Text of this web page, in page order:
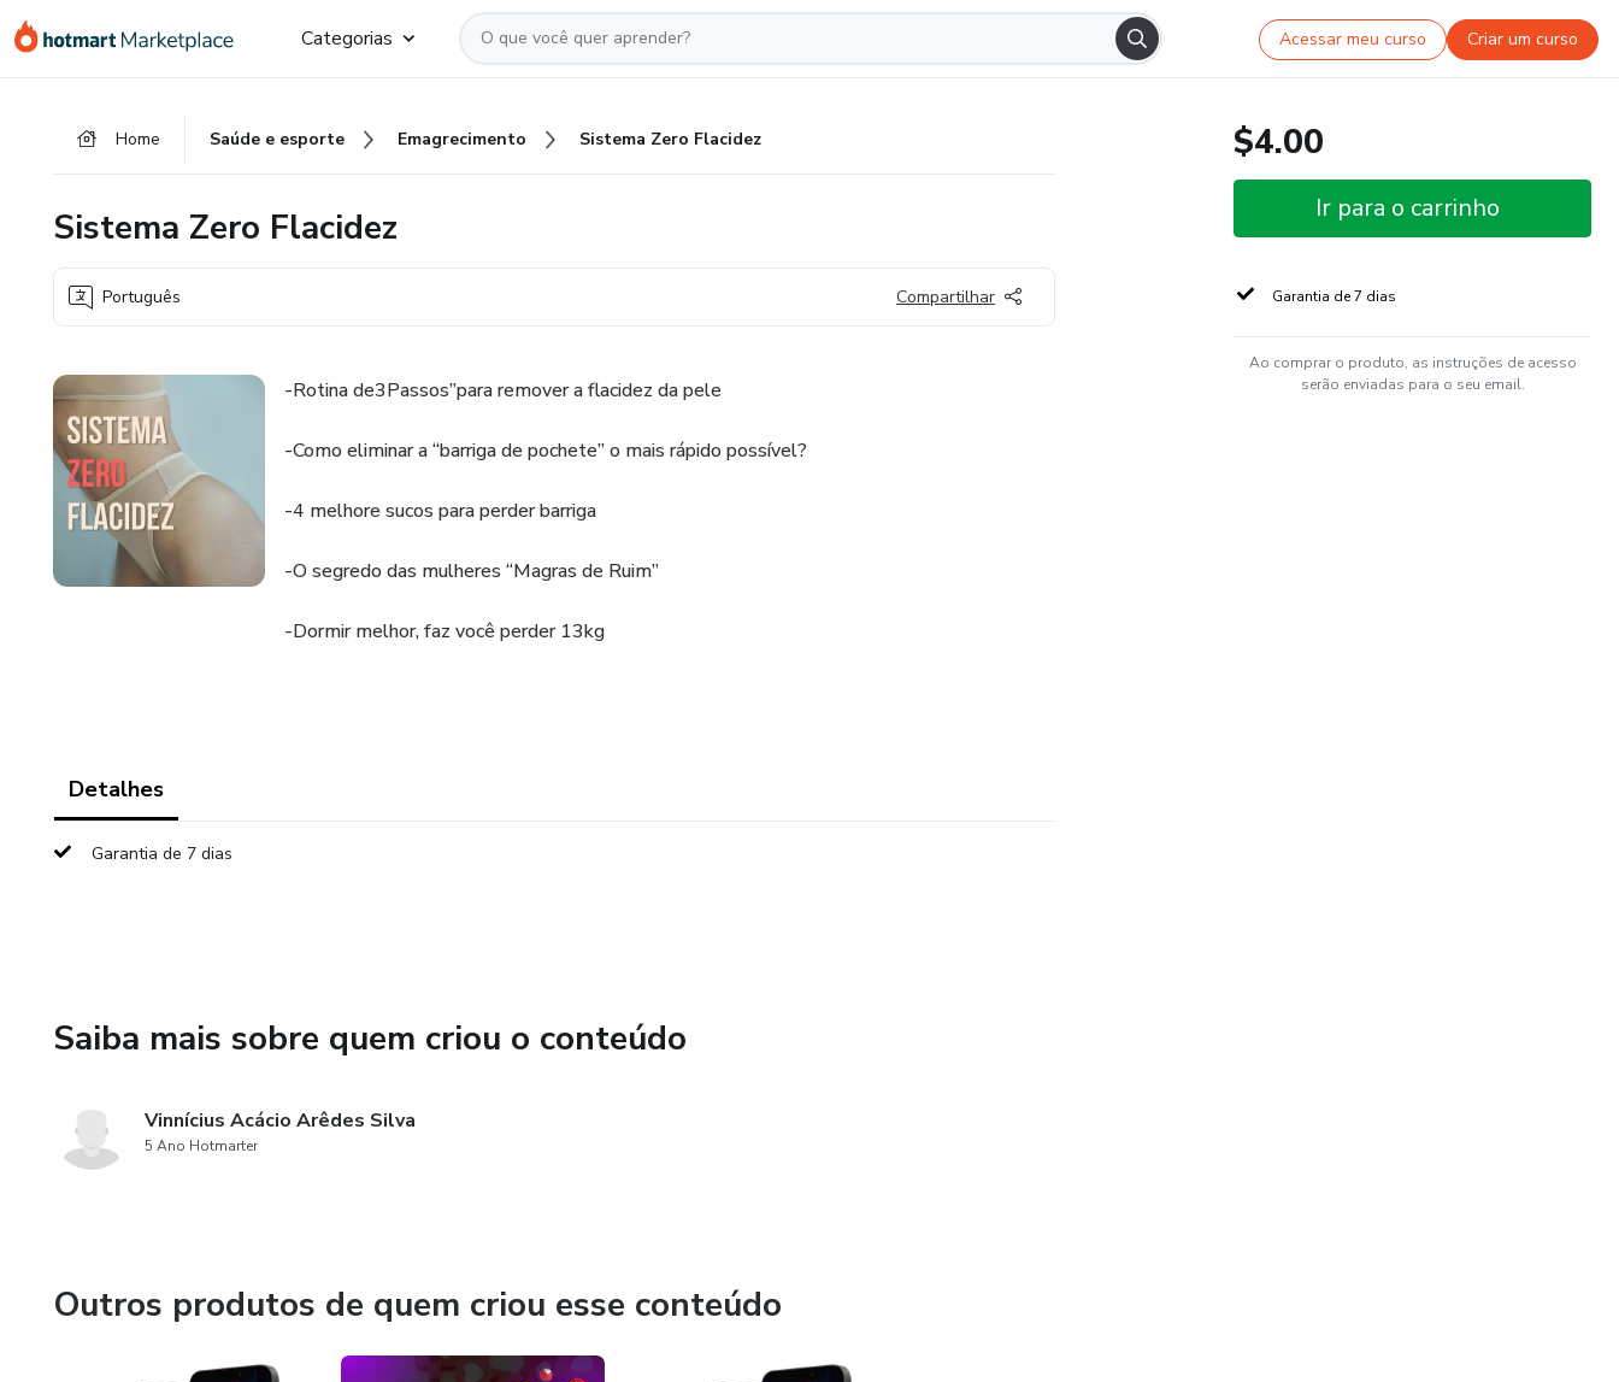
para
para
para
Categorias Acessar meu curso Criar um curso
Home Saúde e esporte Emagrecimento Sistema Zero Flacidez
Sistema Zero Flacidez
Português Compartilhar
-Rotina de3Passos”para remover a flacidez da pele
-Como eliminar a “barriga de pochete” o mais rápido possível?
-4 melhore sucos para perder barriga
-O segredo das mulheres “Magras de Ruim”
-Dormir melhor, faz você perder 13kg
Detalhes
Garantia de 7 dias
Saiba mais sobre quem criou o conteúdo
Vinnícius Acácio Arêdes Silva
5 Ano Hotmarter
Outros produtos de quem criou esse conteúdo
$4.00
Ir para o carrinho
Garantia de 7 dias
Ao comprar o produto, as instruções de acesso
serão enviadas para o seu email.